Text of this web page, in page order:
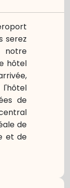
serez
notre
hôtel
l'hôtel
de
de
et de